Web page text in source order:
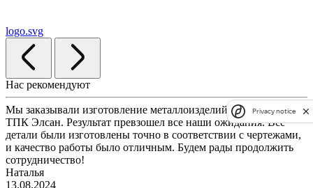
logo.svg
Нас рекомендуют
Мы заказывали изготовление металлоизделий по чертежам у
ТПК Элсан. Результат превзошел все наши ожидания. Все
детали были изготовлены точно в соответствии с чертежами,
и качество работы было отличным. Будем рады продолжить
сотрудничество!
Наталья
13.08.2024
Privacy notice